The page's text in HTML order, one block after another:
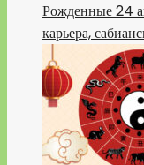
Рожденные 24
карьера,